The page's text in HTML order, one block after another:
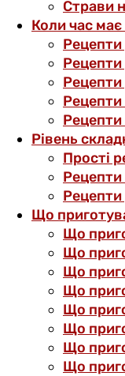
Страви
Коли час
Рецепти
Рецепти
Рецепти
Рівень
Прості
Рецепти
Рецепти
Що
Що
Що
Що
Що
Що
Що
Що
Що